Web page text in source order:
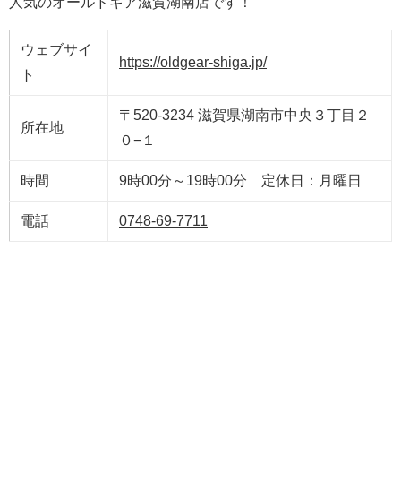
ウェブサイ
ト
https://oldgear-shiga.jp/
所在地
〒520-3234 滋賀県湖南市中央３丁目２
０−１
時間 9時00分～19時00分 定休日：月曜日
電話 0748-69-7711